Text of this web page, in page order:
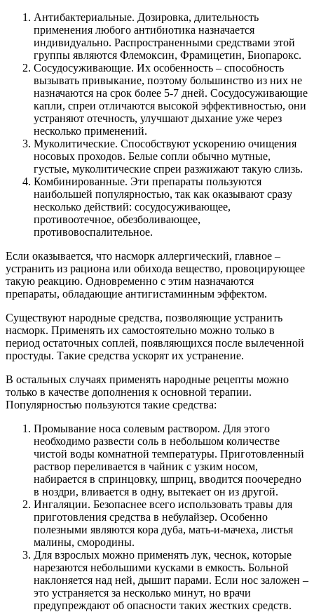
Антибактериальные. Дозировка, длительность
применения любого антибиотика назначается
индивидуально. Распространенными средствами этой
группы являются Флемоксин, Фрамицетин, Биопарокс.
Сосудосуживающие. Их особенность – способность
вызывать привыкание, поэтому большинство из них не
назначаются на срок более 5-7 дней. Сосудосуживающие
капли, спреи отличаются высокой эффективностью, они
устраняют отечность, улучшают дыхание уже через
несколько применений.
Муколитические. Способствуют ускорению очищения
носовых проходов. Белые сопли обычно мутные,
густые, муколитические спреи разжижают такую слизь.
Комбинированные. Эти препараты пользуются
наибольшей популярностью, так как оказывают сразу
несколько действий: сосудосуживающее,
противоотечное, обезболивающее,
противовоспалительное.
Если оказывается, что насморк аллергический, главное –
устранить из рациона или обихода вещество, провоцирующее
такую реакцию. Одновременно с этим назначаются
препараты, обладающие антигистаминным эффектом.
Существуют народные средства, позволяющие устранить
насморк. Применять их самостоятельно можно только в
период остаточных соплей, появляющихся после вылеченной
простуды. Такие средства ускорят их устранение.
В остальных случаях применять народные рецепты можно
только в качестве дополнения к основной терапии.
Популярностью пользуются такие средства:
Промывание носа солевым раствором. Для этого
необходимо развести соль в небольшом количестве
чистой воды комнатной температуры. Приготовленный
раствор переливается в чайник с узким носом,
набирается в спринцовку, шприц, вводится поочередно
в ноздри, вливается в одну, вытекает он из другой.
Ингаляции. Безопаснее всего использовать травы для
приготовления средства в небулайзер. Особенно
полезными являются кора дуба, мать-и-мачеха, листья
малины, смородины.
Для взрослых можно применять лук, чеснок, которые
нарезаются небольшими кусками в емкость. Больной
наклоняется над ней, дышит парами. Если нос заложен –
это устраняется за несколько минут, но врачи
предупреждают об опасности таких жестких средств.